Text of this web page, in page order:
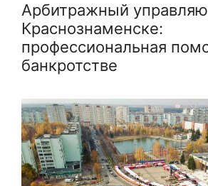
Арбитражный
Краснознаменске:
профессиональная
банкротстве